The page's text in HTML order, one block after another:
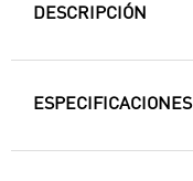
DESCRIPCIÓN
ESPECIFICACIONES